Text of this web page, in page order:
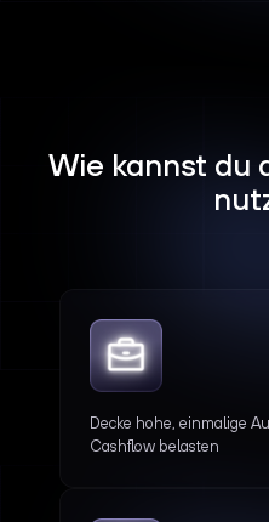
Wie kannst du
Decke hohe, einmalige
Cashflow belasten